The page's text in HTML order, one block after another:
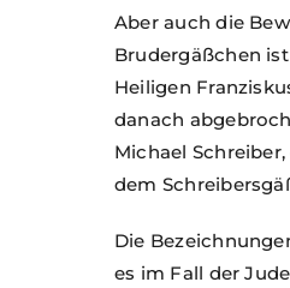
Aber auch die
Brudergäßchen
Heiligen
danach
Michael
dem
Die
es im Fall der